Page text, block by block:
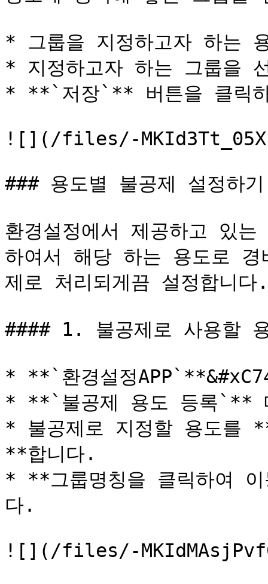
* 그룹을 지정하고자 하는
* 지정하고자 하는 그룹을
* **`저장`** 버튼을 클릭
![](/files/-
### 용도별 불공제 설정하기
환경설정에서 제공하고 있
하여서 해당 하는 용도로
제로 처리되게끔 설정합니다.
#### 1. 불공제로 사용할
* **`환경설정
* **`불공제 용도 등록`**
* 불공제로 지정할 용도를
**합니다.
* **그룹명칭을 클릭하여
다.
![](/files/-